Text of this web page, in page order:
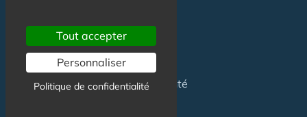
Créer
une Maison de Santé
Financerune Maison de Santé
Investirdans une Maison de Santé
Tout accepter
Personnaliser
Politique de confidentialité